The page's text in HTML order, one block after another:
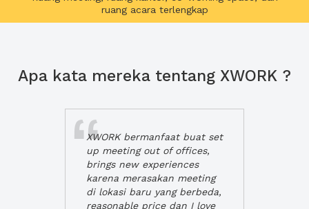
ruang acara terlengkap
Apa kata mereka tentang XWORK ?
XWORK bermanfaat buat set
up meeting out of offices,
brings new experiences
karena merasakan meeting
di lokasi baru yang berbeda,
reasonable price dan I love